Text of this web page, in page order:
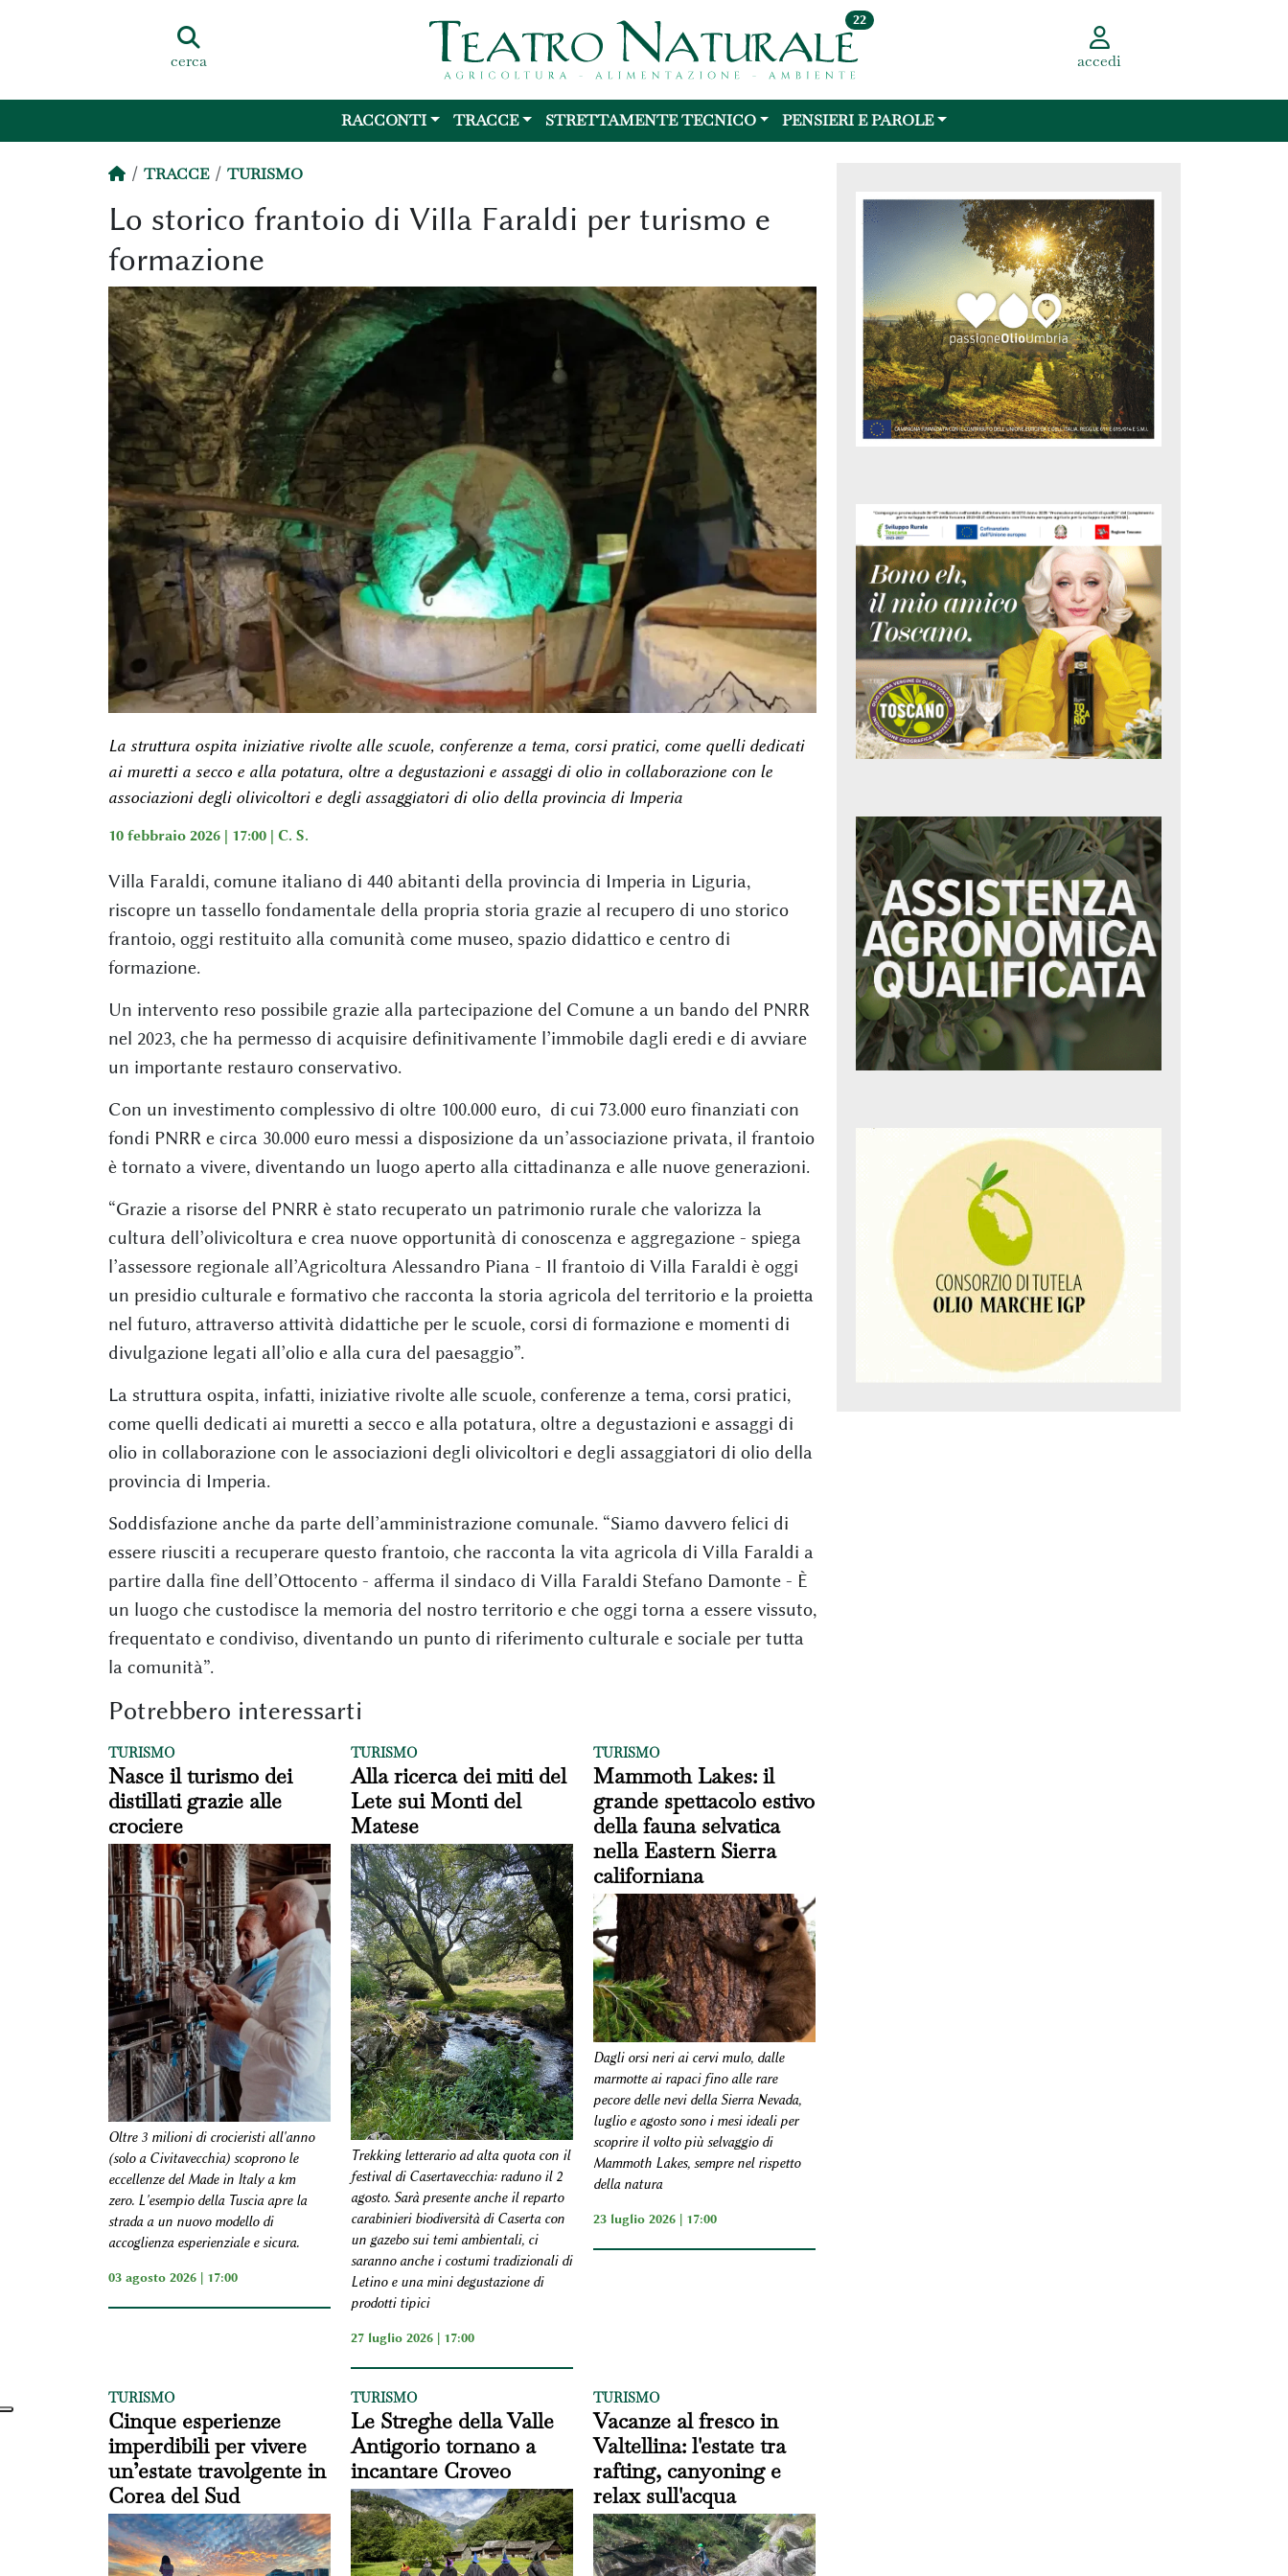
cerca
22
accedi
RACCONTI TRACCE STRETTAMENTE TECNICO PENSIERI E PAROLE
TRACCE TURISMO
Lo storico frantoio di Villa Faraldi per turismo e
formazione
La struttura ospita iniziative rivolte alle scuole, conferenze a tema, corsi pratici, come quelli dedicati
ai muretti a secco e alla potatura, oltre a degustazioni e assaggi di olio in collaborazione con le
associazioni degli olivicoltori e degli assaggiatori di olio della provincia di Imperia
10 febbraio 2026 | 17:00 | C. S.
Villa Faraldi, comune italiano di 440 abitanti della provincia di Imperia in Liguria,
riscopre un tassello fondamentale della propria storia grazie al recupero di uno storico
frantoio, oggi restituito alla comunità come museo, spazio didattico e centro di
formazione.
Un intervento reso possibile grazie alla partecipazione del Comune a un bando del PNRR
nel 2023, che ha permesso di acquisire definitivamente l’immobile dagli eredi e di avviare
un importante restauro conservativo.
Con un investimento complessivo di oltre 100.000 euro, di cui 73.000 euro finanziati con
fondi PNRR e circa 30.000 euro messi a disposizione da un’associazione privata, il frantoio
è tornato a vivere, diventando un luogo aperto alla cittadinanza e alle nuove generazioni.
“Grazie a risorse del PNRR è stato recuperato un patrimonio rurale che valorizza la
cultura dell’olivicoltura e crea nuove opportunità di conoscenza e aggregazione - spiega
l’assessore regionale all’Agricoltura Alessandro Piana - Il frantoio di Villa Faraldi è oggi
un presidio culturale e formativo che racconta la storia agricola del territorio e la proietta
nel futuro, attraverso attività didattiche per le scuole, corsi di formazione e momenti di
divulgazione legati all’olio e alla cura del paesaggio”.
La struttura ospita, infatti, iniziative rivolte alle scuole, conferenze a tema, corsi pratici,
come quelli dedicati ai muretti a secco e alla potatura, oltre a degustazioni e assaggi di
olio in collaborazione con le associazioni degli olivicoltori e degli assaggiatori di olio della
provincia di Imperia.
Soddisfazione anche da parte dell’amministrazione comunale. “Siamo davvero felici di
essere riusciti a recuperare questo frantoio, che racconta la vita agricola di Villa Faraldi a
partire dalla fine dell’Ottocento - afferma il sindaco di Villa Faraldi Stefano Damonte - È
un luogo che custodisce la memoria del nostro territorio e che oggi torna a essere vissuto,
frequentato e condiviso, diventando un punto di riferimento culturale e sociale per tutta
la comunità”.
Potrebbero interessarti
TURISMO
Nasce il turismo dei
distillati grazie alle
crociere
Oltre 3 milioni di crocieristi all'anno
(solo a Civitavecchia) scoprono le
eccellenze del Made in Italy a km
zero. L'esempio della Tuscia apre la
strada a un nuovo modello di
accoglienza esperienziale e sicura.
03 agosto 2026 | 17:00
TURISMO
Alla ricerca dei miti del
Lete sui Monti del
Matese
Trekking letterario ad alta quota con il
festival di Casertavecchia: raduno il 2
agosto. Sarà presente anche il reparto
carabinieri biodiversità di Caserta con
un gazebo sui temi ambientali, ci
saranno anche i costumi tradizionali di
Letino e una mini degustazione di
prodotti tipici
27 luglio 2026 | 17:00
TURISMO
Mammoth Lakes: il
grande spettacolo estivo
della fauna selvatica
nella Eastern Sierra
californiana
Dagli orsi neri ai cervi mulo, dalle
marmotte ai rapaci fino alle rare
pecore delle nevi della Sierra Nevada,
luglio e agosto sono i mesi ideali per
scoprire il volto più selvaggio di
Mammoth Lakes, sempre nel rispetto
della natura
23 luglio 2026 | 17:00
TURISMO
Cinque esperienze
imperdibili per vivere
un’estate travolgente in
Corea del Sud
TURISMO
Le Streghe della Valle
Antigorio tornano a
incantare Croveo
TURISMO
Vacanze al fresco in
Valtellina: l'estate tra
rafting, canyoning e
relax sull'acqua